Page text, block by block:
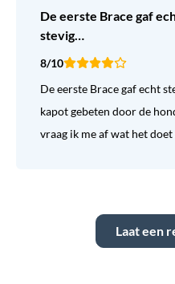
De eerste Brace gaf
stevig…
8/10
De eerste Brace gaf echt
kapot gebeten door de
vraag ik me af wat het
Laat een